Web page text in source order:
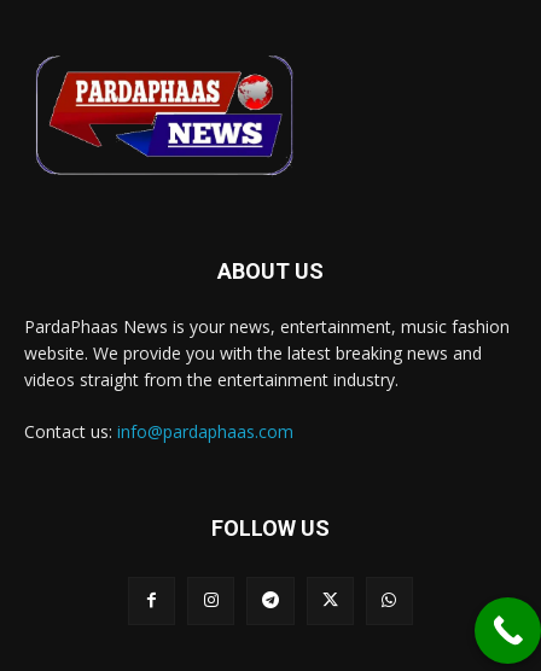
ABOUT US
PardaPhaas News is your news, entertainment, music fashion
website. We provide you with the latest breaking news and
videos straight from the entertainment industry.
Contact us: info@pardaphaas.com
FOLLOW US